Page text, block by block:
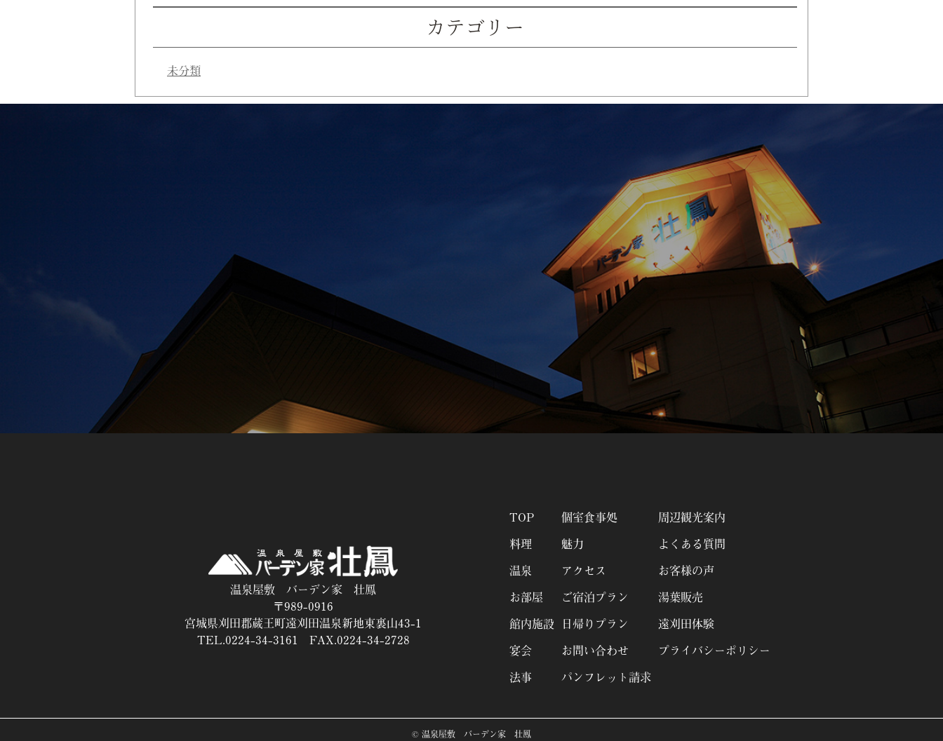
カテゴリー
未分類
温泉屋敷 バーデン家 壮鳳
〒989-0916
宮城県刈田郡蔵王町遠刈田温泉新地東裏山43-1
TEL.0224-34-3161 FAX.0224-34-2728
TOP
料理
温泉
お部屋
館内施設
宴会
法事
個室食事処
魅力
アクセス
ご宿泊プラン
日帰りプラン
お問い合わせ
パンフレット請求
周辺観光案内
よくある質問
お客様の声
湯葉販売
遠刈田体験
プライバシーポリシー
© 温泉屋敷 バーデン家 壮鳳